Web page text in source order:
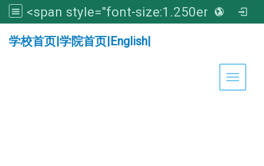
<span style="font-size:1.250em;"><strong>亚洲大学医学暨健康学院</strong></span>
学校首页|学院首页|English|
Toggle